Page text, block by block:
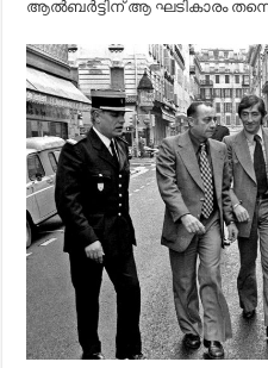
ആല്‍ബര്‍ട്ടിന് ആ ഘടികാരം